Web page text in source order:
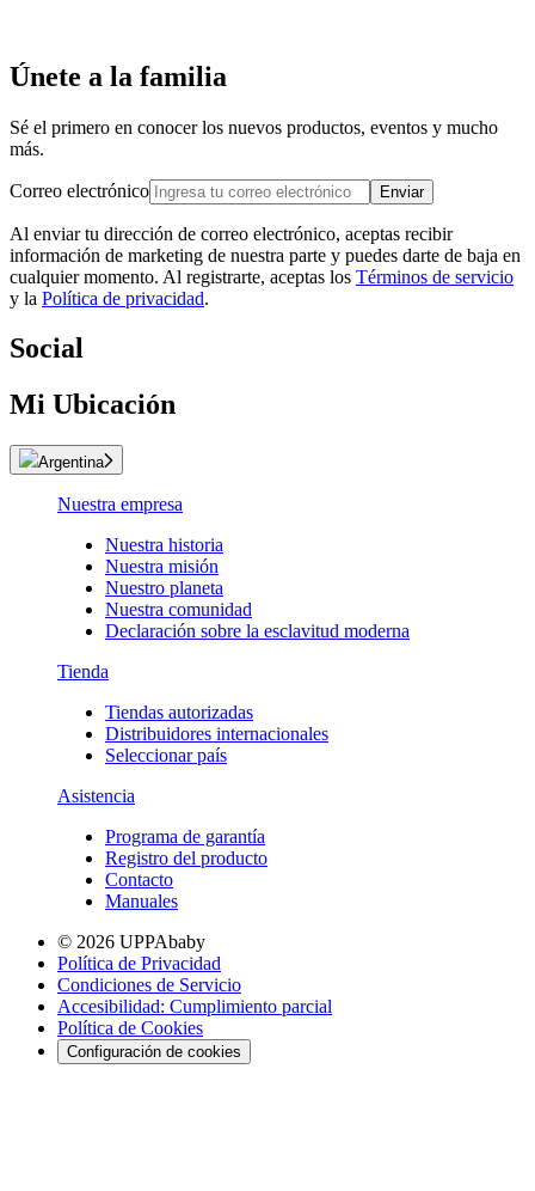
Únete a la familia
Sé el primero en conocer los nuevos productos, eventos y mucho
más.
Correo electrónico Enviar
Al enviar tu dirección de correo electrónico, aceptas recibir
información de marketing de nuestra parte y puedes darte de baja en
cualquier momento. Al registrarte, aceptas los Términos de servicio
y la Política de privacidad.
Social
Mi Ubicación
Argentina
Nuestra empresa
Nuestra historia
Nuestra misión
Nuestro planeta
Nuestra comunidad
Declaración sobre la esclavitud moderna
Tienda
Tiendas autorizadas
Distribuidores internacionales
Seleccionar país
Asistencia
Programa de garantía
Registro del producto
Contacto
Manuales
© 2026 UPPAbaby
Política de Privacidad
Condiciones de Servicio
Accesibilidad: Cumplimiento parcial
Política de Cookies
Configuración de cookies